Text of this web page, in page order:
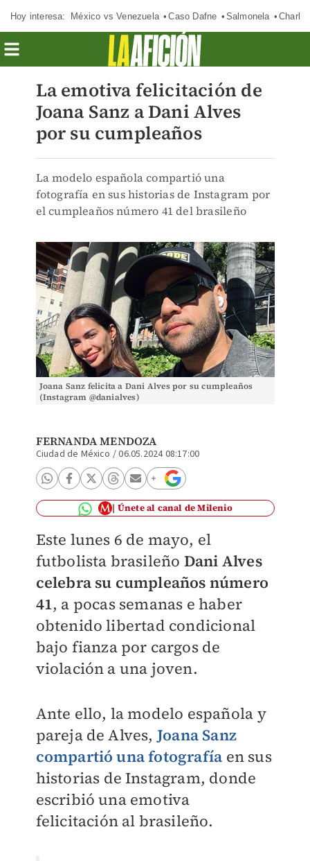
Hoy interesa: México vs Venezuela Caso Dafne Salmonela
La emotiva felicitación de
Joana Sanz a Dani Alves
por su cumpleaños
La modelo española compartió una
fotografía en sus historias de Instagram por
el cumpleaños número 41 del brasileño
Joana Sanz felicita a Dani Alves por su cumpleaños
(Instagram @danialves)
FERNANDA MENDOZA
Ciudad de México /06.05.2024 08:17:00
Únete al canal de Milenio
Este lunes 6 de mayo, el
futbolista brasileño Dani Alves
celebra su cumpleaños número
41, a pocas semanas e haber
obtenido libertad condicional
bajo fianza por cargos de
violación a una joven.
Ante ello, la modelo española y
pareja de Alves, Joana Sanz
compartió una fotografía en sus
historias de Instagram, donde
escribió una emotiva
felicitación al brasileño.